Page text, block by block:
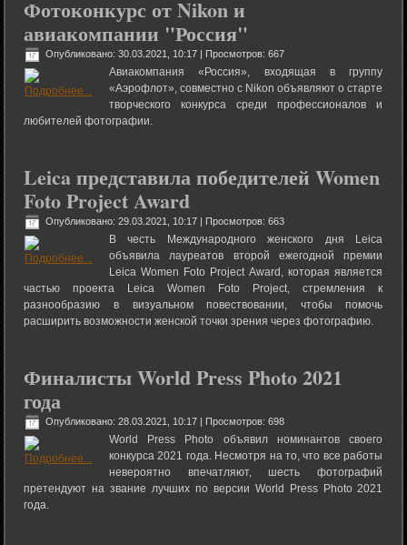
Фотоконкурс от Nikon и
авиакомпании "Россия"
Опубликовано: 30.03.2021, 10:17 | Просмотров: 667
Авиакомпания «Россия», входящая в группу
«Аэрофлот», совместно с Nikon объявляют о старте
творческого конкурса среди профессионалов и
любителей фотографии.
Leica представила победителей Women
Foto Project Award
Опубликовано: 29.03.2021, 10:17 | Просмотров: 663
В честь Международного женского дня Leica
объявила лауреатов второй ежегодной премии
Leica Women Foto Project Award, которая является
частью проекта Leica Women Foto Project, стремления к
разнообразию в визуальном повествовании, чтобы помочь
расширить возможности женской точки зрения через фотографию.
Финалисты World Press Photo 2021
года
Опубликовано: 28.03.2021, 10:17 | Просмотров: 698
World Press Photo объявил номинантов своего
конкурса 2021 года. Несмотря на то, что все работы
невероятно впечатляют, шесть фотографий
претендуют на звание лучших по версии World Press Photo 2021
года.